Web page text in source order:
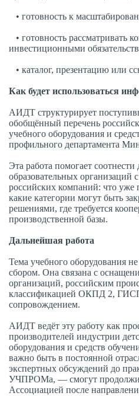
• готовность к
• готовность рассматривать
инвестиционными
• каталог, презентацию или
Как будет использоваться
АИДТ структурирует
обобщённый перечень
учебного оборудования и
профильного департамента
Эта работа помогает
образовательных организаций
российских компаний: что уже
какие категории могут быть
решениями, где требуется
производственной базы.
Дальнейшая работа
Тема учебного оборудования
сбором. Она связана с
организаций, российским
классификацией ОКПД 2,
сопровождением.
АИДТ ведёт эту работу как
производителей индустрии
оборудования и средств
важно быть в постоянной
экспертных обсуждений до
УЧПРОМа, — смогут
Ассоциацией после